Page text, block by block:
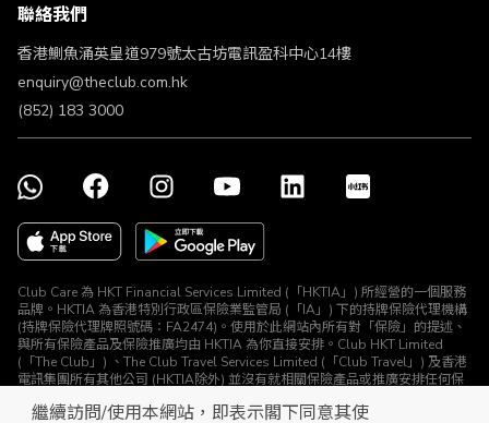
繼續訪問/使用本網站，即表示閣下同意其使
不歧視及不騷擾聲明
認可牌照及通告
聯絡我們
香港鰂魚涌英皇道979號太古坊電訊盈科中心14樓
enquiry@theclub.com.hk
(852) 183 3000
Club Care 為 HKT Financial Services Limited (「HKTIA」) 所經營的一個服務
品牌。HKTIA 為香港特別行政區保險業監管局 (「IA」) 下的持牌保險代理機構
(持牌保險代理牌照號碼：FA2474)。使用於此網站內所有對「保險」的提述、
與所有保險產品及保險推廣均由 HKTIA 為你直接安排。Club HKT Limited
(「The Club」) 、The Club Travel Services Limited (「Club Travel」) 及香港
電訊集團所有其他公司 (HKTIA除外) 並沒有就相關保險產品或推廣安排任何保